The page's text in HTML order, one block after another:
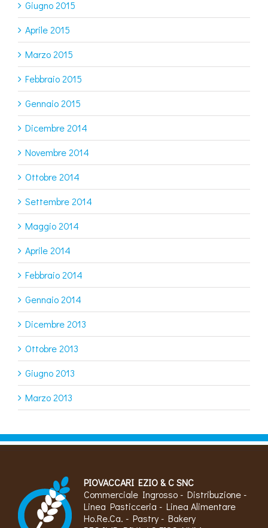
Giugno 2015
Aprile 2015
Marzo 2015
Febbraio 2015
Gennaio 2015
Dicembre 2014
Novembre 2014
Ottobre 2014
Settembre 2014
Maggio 2014
Aprile 2014
Febbraio 2014
Gennaio 2014
Dicembre 2013
Ottobre 2013
Giugno 2013
Marzo 2013
PIOVACCARI EZIO & C SNC
Commerciale Ingrosso - Distribuzione -
Linea Pasticceria - Linea Alimentare
Ho.Re.Ca. - Pastry - Bakery